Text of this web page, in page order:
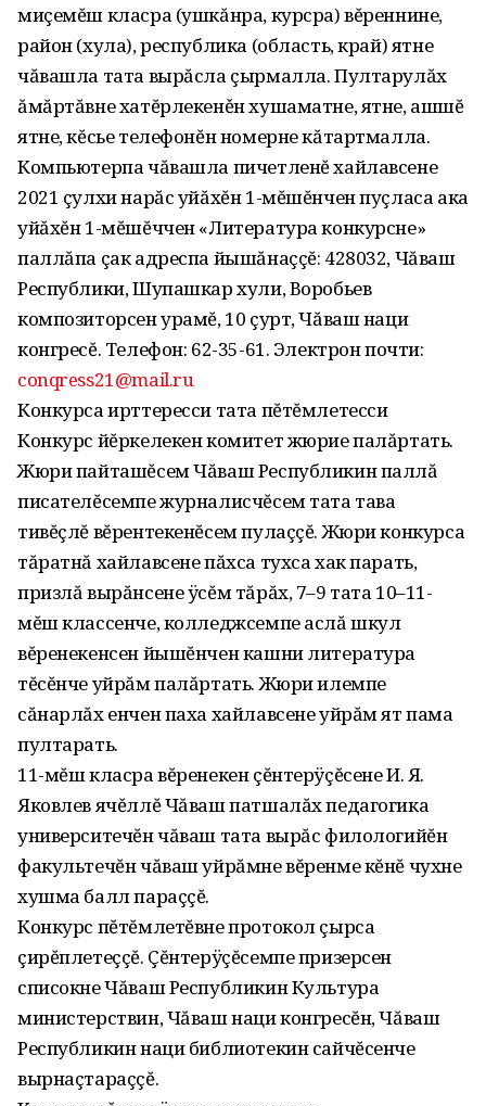
миçемĕш класра (ушкăнра, курсра) вĕреннине,
район (хула), республика (область, край) ятне
чăвашла тата вырăсла çырмалла. Пултарулăх
ăмăртăвне хатĕрлекенěн хушаматне, ятне, ашшĕ
ятне, кĕсье телефонĕн номерне кăтартмалла.
Компьютерпа чăвашла пичетленĕ хайлавсене
2021 çулхи нарăс уйăхĕн 1-мĕшĕнчен пуçласа ака
уйăхĕн 1-мĕшĕччен «Литература конкурсне»
паллăпа çак адреспа йышăнаççĕ: 428032, Чăваш
Республики, Шупашкар хули, Воробьев
композиторсен урамĕ, 10 çурт, Чăваш наци
конгресĕ. Телефон: 62-35-61. Электрон почти:
conqress21@mail.ru
Конкурса ирттересси тата пĕтĕмлетесси
Конкурс йĕркелекен комитет жюрие палăртать.
Жюри пайташĕсем Чăваш Республикин паллă
писателĕсемпе журналисчĕсем тата тава
тивĕçлĕ вĕрентекенĕсем пулаççĕ. Жюри конкурса
тăратнă хайлавсене пăхса тухса хак парать,
призлă вырăнсене ÿсĕм тăрăх, 7–9 тата 10–11-
мĕш классенче, колледжсемпе аслă шкул
вĕренекенсен йышĕнчен кашни литература
тĕсĕнче уйрăм палăртать. Жюри илемпе
сăнарлăх енчен паха хайлавсене уйрăм ят пама
пултарать.
11-мĕш класра вĕренекен çĕнтерÿçĕсене И. Я.
Яковлев ячĕллĕ Чăваш патшалăх педагогика
университечĕн чăваш тата вырăс филологийĕн
факультечĕн чăваш уйрăмне вĕренме кĕнĕ чухне
хушма балл параççĕ.
Конкурс пĕтĕмлетĕвне протокол çырса
çирĕплетеççĕ. Çĕнтерÿçĕсемпе призерсен
списокне Чăваш Республикин Культура
министерствин, Чăваш наци конгресĕн, Чăваш
Республикин наци библиотекин сайчĕсенче
вырнаçтараççĕ.